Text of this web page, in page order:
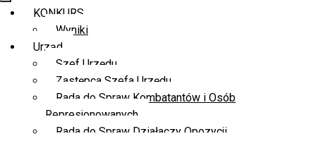
KONKURS
Wyniki
Urząd
Szef Urzędu
Zastępca Szefa Urzędu
Rada do Spraw Kombatantów i Osób
Represjonowanych
Rada do Spraw Działaczy Opozycji